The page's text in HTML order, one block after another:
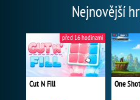
Nejnovější
Cut N Fill
před 16 hodinami